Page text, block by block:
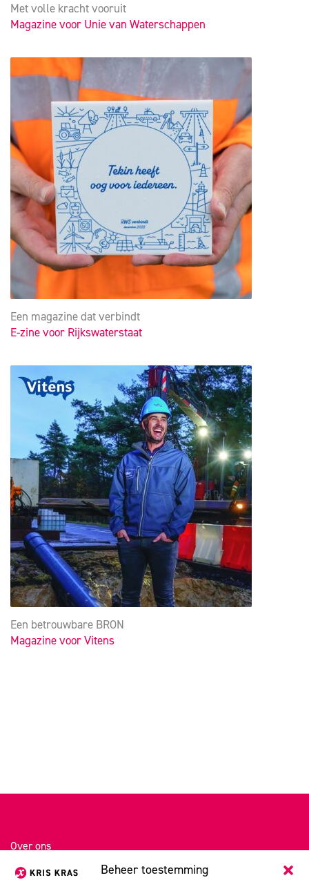
Beheer toestemming
Met volle kracht vooruit
Magazine voor Unie van Waterschappen
Een magazine dat verbindt
E-zine voor Rijkswaterstaat
Een betrouwbare BRON
Magazine voor Vitens
Over ons
Portfolio